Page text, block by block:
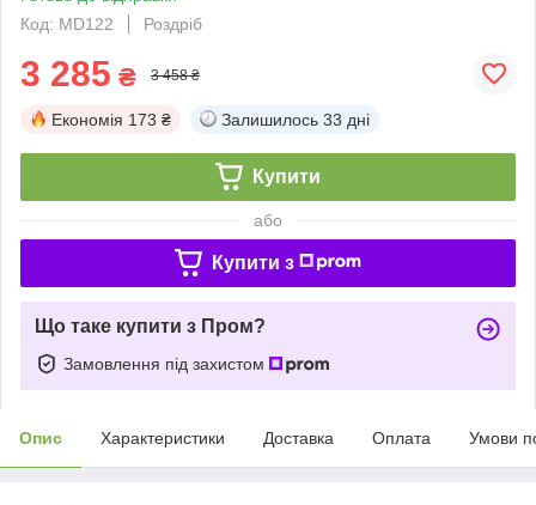
Код: MD122
Роздріб
3 285 ₴ 3 458 ₴
Економія 173 ₴ Залишилось 33 дні
Купити
або
Купити з
Що таке купити з Пром?
Замовлення під захистом
Опис Характеристики Доставка Оплата Умови